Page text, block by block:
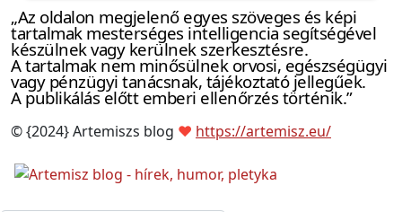
„Az oldalon megjelenő egyes szöveges és képi
tartalmak mesterséges intelligencia segítségével
készülnek vagy kerülnek szerkesztésre.
A tartalmak nem minősülnek orvosi, egészségügyi
vagy pénzügyi tanácsnak, tájékoztató jellegűek.
A publikálás előtt emberi ellenőrzés történik.”
© {2024} Artemiszs blog ❤ https://artemisz.eu/